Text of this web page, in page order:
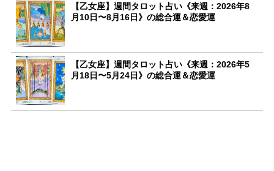
【乙女座】週間タロット占い《来週：2026年8
月10日〜8月16日》の総合運＆恋愛運
【乙女座】週間タロット占い《来週：2026年5
月18日〜5月24日》の総合運＆恋愛運